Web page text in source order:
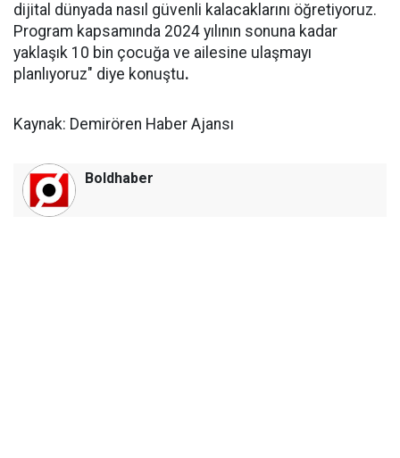
dijital dünyada nasıl güvenli kalacaklarını öğretiyoruz.
Program kapsamında 2024 yılının sonuna kadar
yaklaşık 10 bin çocuğa ve ailesine ulaşmayı
planlıyoruz" diye konuştu.
Kaynak: Demirören Haber Ajansı
Boldhaber